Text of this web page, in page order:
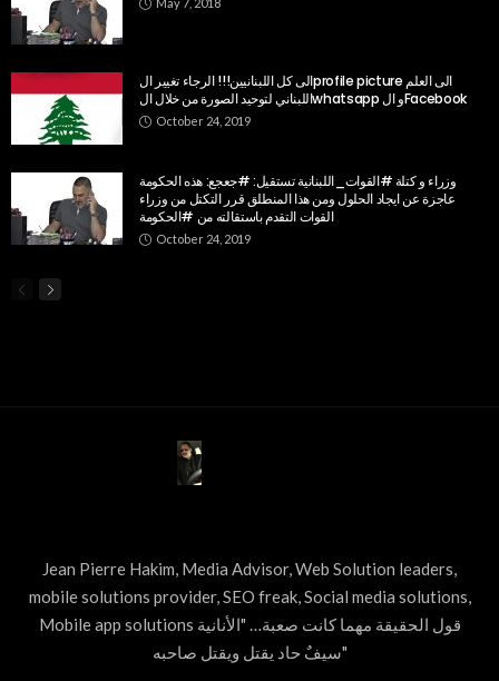
الى كل اللبنانيين!!! الرجاء تغيير الprofile picture الى العلم
اللبناني لتوحيد الصورة من خلال الwhatsapp و الFacebook
October 24, 2019
وزراء و كتلة #القوات_اللبنانية تستقيل: #جعجع: هذه الحكومة
عاجزة عن ايجاد الحلول ومن هذا المنطلق قرر التكتل من وزراء
القوات التقدم باستقالته من #الحكومة
October 24, 2019
Jean Pierre Hakim, Media Advisor, Web Solution leaders,
mobile solutions provider, SEO freak, Social media solutions,
Mobile app solutions قول الحقيقة مهما كانت صعبة… "الأنانية
سيفٌ حاد يقتل ويقتل صاحبه"